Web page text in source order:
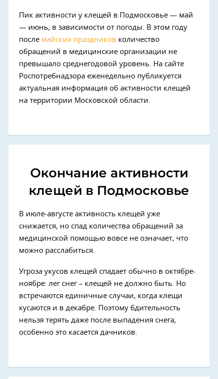
Пик активности у клещей в Подмосковье — май
— июнь, в зависимости от погоды. В этом году
после майских праздников количество
обращений в медицинские организации не
превышало среднегодовой уровень. На сайте
Роспотребнадзора еженедельно публикуется
актуальная информация об активности клещей
на территории Московской области.
Окончание активности
клещей в Подмосковье
В июле-августе активность клещей уже
снижается, но спад количества обращений за
медицинской помощью вовсе не означает, что
можно расслабиться.
Угроза укусов клещей спадает обычно в октябре-
ноябре: лег снег – клещей не должно быть. Но
встречаются единичные случаи, когда клещи
кусаются и в декабре. Поэтому бдительность
нельзя терять даже после выпадения снега,
особенно это касается дачников.